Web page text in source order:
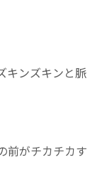
キンズキンと脈
前がチカチカす